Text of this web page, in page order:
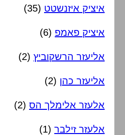
איציק איזנשטט (35)
איציק פאמפ (6)
אליעזר הרשקוביץ (2)
אליעזר כהן (2)
אלעזר אלימלך הס (2)
אלעזר זילבר (1)